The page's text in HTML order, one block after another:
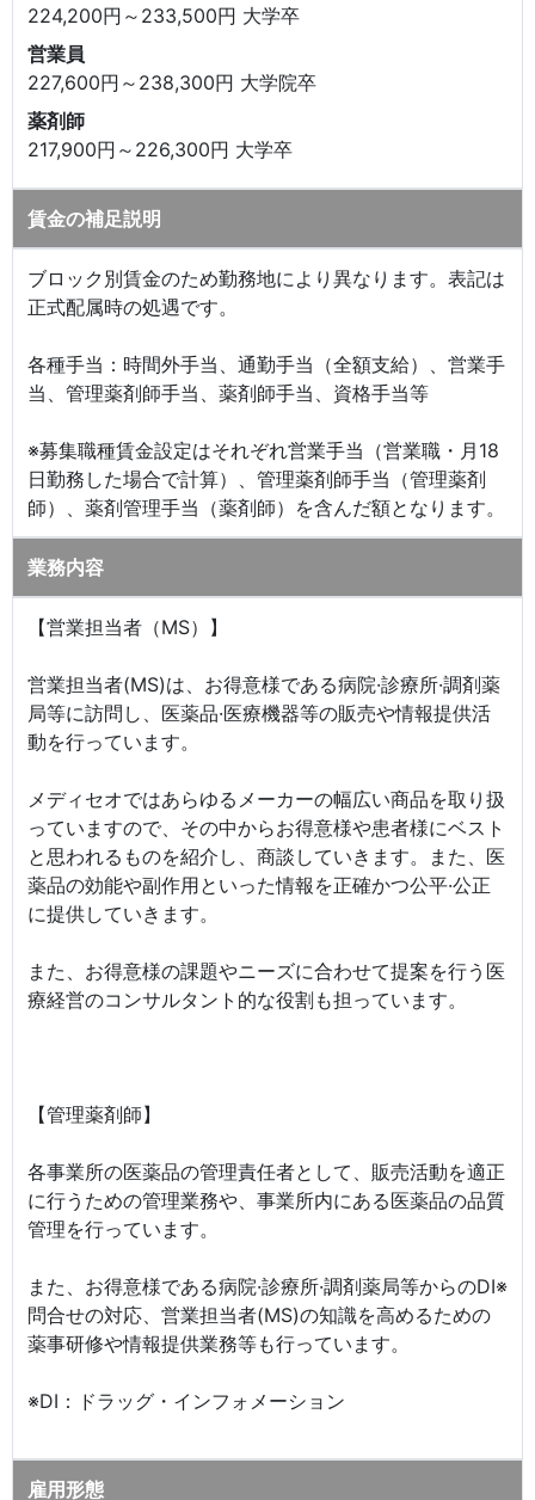
224,200円～233,500円 大学卒
営業員
227,600円～238,300円 大学院卒
薬剤師
217,900円～226,300円 大学卒
賃金の補足説明
ブロック別賃金のため勤務地により異なります。表記は
正式配属時の処遇です。
各種手当：時間外手当、通勤手当（全額支給）、営業手
当、管理薬剤師手当、薬剤師手当、資格手当等
※募集職種賃金設定はそれぞれ営業手当（営業職・月18
日勤務した場合で計算）、管理薬剤師手当（管理薬剤
師）、薬剤管理手当（薬剤師）を含んだ額となります。
業務内容
【営業担当者（MS）】
営業担当者(MS)は、お得意様である病院·診療所·調剤薬
局等に訪問し、医薬品·医療機器等の販売や情報提供活
動を行っています。
メディセオではあらゆるメーカーの幅広い商品を取り扱
っていますので、その中からお得意様や患者様にベスト
と思われるものを紹介し、商談していきます。また、医
薬品の効能や副作用といった情報を正確かつ公平·公正
に提供していきます。
また、お得意様の課題やニーズに合わせて提案を行う医
療経営のコンサルタント的な役割も担っています。
【管理薬剤師】
各事業所の医薬品の管理責任者として、販売活動を適正
に行うための管理業務や、事業所内にある医薬品の品質
管理を行っています。
また、お得意様である病院·診療所·調剤薬局等からのDI※
問合せの対応、営業担当者(MS)の知識を高めるための
薬事研修や情報提供業務等も行っています。
※DI：ドラッグ・インフォメーション
雇用形態